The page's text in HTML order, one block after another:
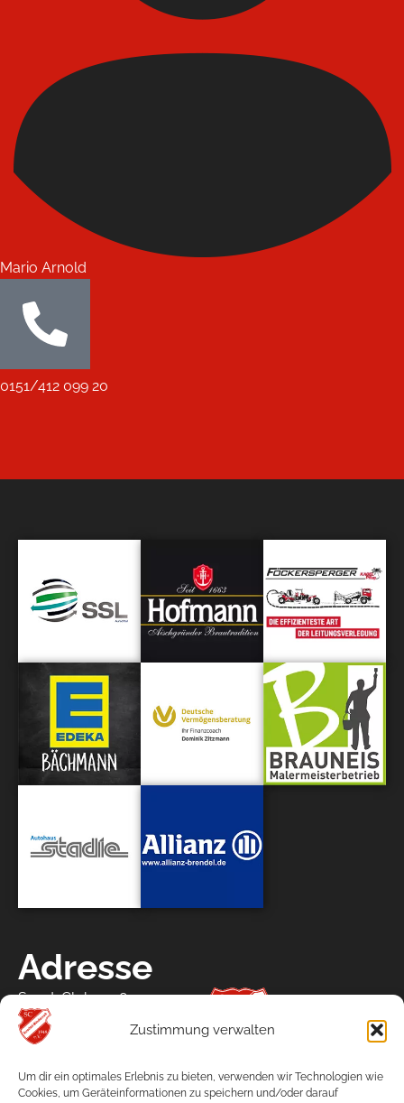
Zustimmung verwalten
Um dir ein optimales Erlebnis zu bieten, verwenden wir Technologien wie
Cookies, um Geräteinformationen zu speichern und/oder darauf
Mario Arnold
0151/412 099 20
Adresse
Sport-Club 1948
Aurachtal-Münchaurach e.V.
Schulstraße 17
Navigation